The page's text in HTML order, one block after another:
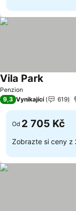
Penzion
Vila ParkUkázat
9,3 Vynikající 619
Od 2 705 Kč
Zobrazte si ceny z